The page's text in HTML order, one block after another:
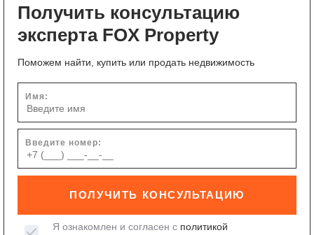
Получить консультацию
эксперта FOX Property
Поможем найти, купить или продать недвижимость
Имя:
Введите номер:
ПОЛУЧИТЬ КОНСУЛЬТАЦИЮ
Я ознакомлен и согласен с политикой